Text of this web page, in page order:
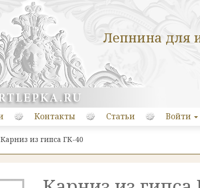
Лепнина для
Контакты Статьи Войти
Карниз из гипса ГК-40